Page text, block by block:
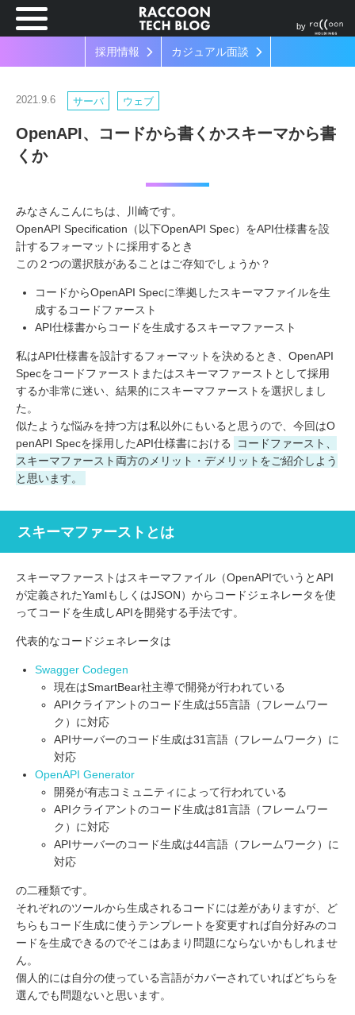
by
採用情報 カジュアル面談
2021.9.6 サーバ ウェブ
OpenAPI、コードから書くかスキーマから書
くか
みなさんこんにちは、川崎です。
OpenAPI Specification（以下OpenAPI Spec）をAPI仕様書を設
計するフォーマットに採用するとき
この２つの選択肢があることはご存知でしょうか？
コードからOpenAPI Specに準拠したスキーマファイルを生
成するコードファースト
API仕様書からコードを生成するスキーマファースト
私はAPI仕様書を設計するフォーマットを決めるとき、OpenAPI
Specをコードファーストまたはスキーマファーストとして採用
するか非常に迷い、結果的にスキーマファーストを選択しまし
た。
似たような悩みを持つ方は私以外にもいると思うので、今回はO
penAPI Specを採用したAPI仕様書における
コードファースト、
スキーマファースト両方のメリット・デメリットをご紹介しよう
と思います。
スキーマファーストとは
スキーマファーストはスキーマファイル（OpenAPIでいうとAPI
が定義されたYamlもしくはJSON）からコードジェネレータを使
ってコードを生成しAPIを開発する手法です。
代表的なコードジェネレータは
Swagger Codegen
現在はSmartBear社主導で開発が行われている
APIクライアントのコード生成は55言語（フレームワー
ク）に対応
APIサーバーのコード生成は31言語（フレームワーク）に
対応
OpenAPI Generator
開発が有志コミュニティによって行われている
APIクライアントのコード生成は81言語（フレームワー
ク）に対応
APIサーバーのコード生成は44言語（フレームワーク）に
対応
の二種類です。
それぞれのツールから生成されるコードには差がありますが、ど
ちらもコード生成に使うテンプレートを変更すれば自分好みのコ
ードを生成できるのでそこはあまり問題にならないかもしれませ
ん。
個人的には自分の使っている言語がカバーされていればどちらを
選んでも問題ないと思います。